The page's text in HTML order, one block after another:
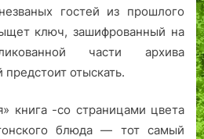
гостей из прошлого
ключ, зашифрованный на
части архива
отыскать.
книга -со страницами цвета
блюда — тот самый